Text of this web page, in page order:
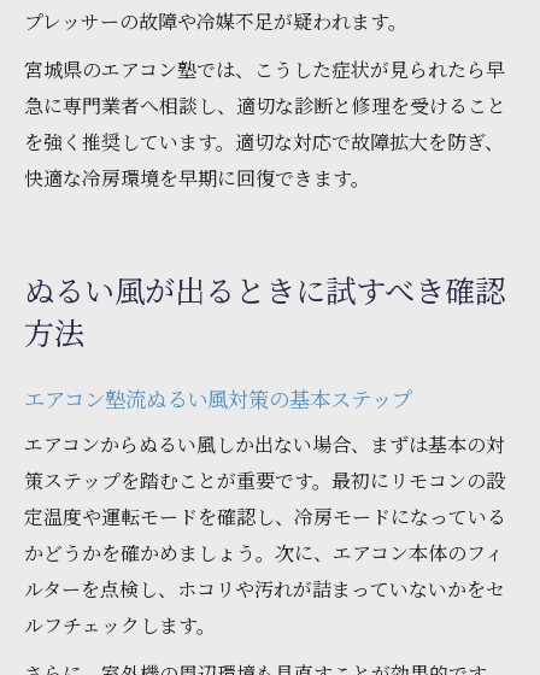
プレッサーの故障や冷媒不足が疑われます。
宮城県のエアコン塾では、こうした症状が見られたら早
急に専門業者へ相談し、適切な診断と修理を受けること
を強く推奨しています。適切な対応で故障拡大を防ぎ、
快適な冷房環境を早期に回復できます。
ぬるい風が出るときに試すべき確認
方法
エアコン塾流ぬるい風対策の基本ステップ
エアコンからぬるい風しか出ない場合、まずは基本の対
策ステップを踏むことが重要です。最初にリモコンの設
定温度や運転モードを確認し、冷房モードになっている
かどうかを確かめましょう。次に、エアコン本体のフィ
ルターを点検し、ホコリや汚れが詰まっていないかをセ
ルフチェックします。